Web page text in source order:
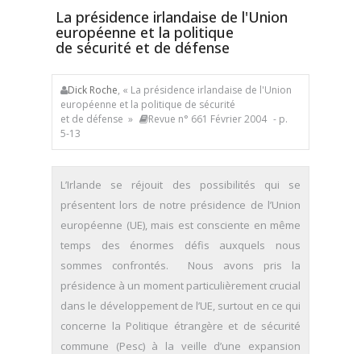
La présidence irlandaise de l'Union
européenne et la politique
de sécurité et de défense
Dick Roche, « La présidence irlandaise de l'Union
européenne et la politique de sécurité
et de défense »
Revue n° 661 Février 2004 - p.
5-13
L’Irlande se réjouit des possibilités qui se
présentent lors de notre présidence de l’Union
européenne (UE), mais est consciente en même
temps des énormes défis auxquels nous
sommes confrontés. Nous avons pris la
présidence à un moment particulièrement crucial
dans le développement de l’UE, surtout en ce qui
concerne la Politique étrangère et de sécurité
commune (Pesc) à la veille d’une expansion